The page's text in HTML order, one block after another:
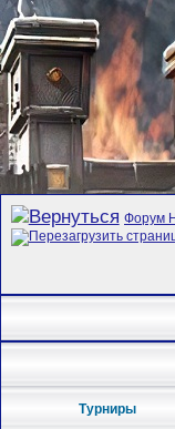
Форум
Турниры